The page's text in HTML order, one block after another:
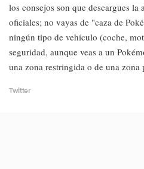
los consejos son que descargues
oficiales; no vayas de "caza de
ningún tipo de vehículo (coche,
seguridad, aunque veas a un
una zona restringida o de una
Twitter